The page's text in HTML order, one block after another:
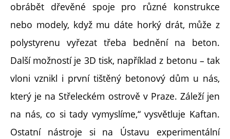
obrábět dřevěné spoje pro různé konstrukce
nebo modely, když mu dáte horký drát, může z
polystyrenu vyřezat třeba bednění na beton.
Další možností je 3D tisk, například z betonu – tak
vloni vznikl i první tištěný betonový dům u nás,
který je na Střeleckém ostrově v Praze. Záleží jen
na nás, co si tady vymyslíme,“ vysvětluje Kaftan.
Ostatní nástroje si na Ústavu experimentální